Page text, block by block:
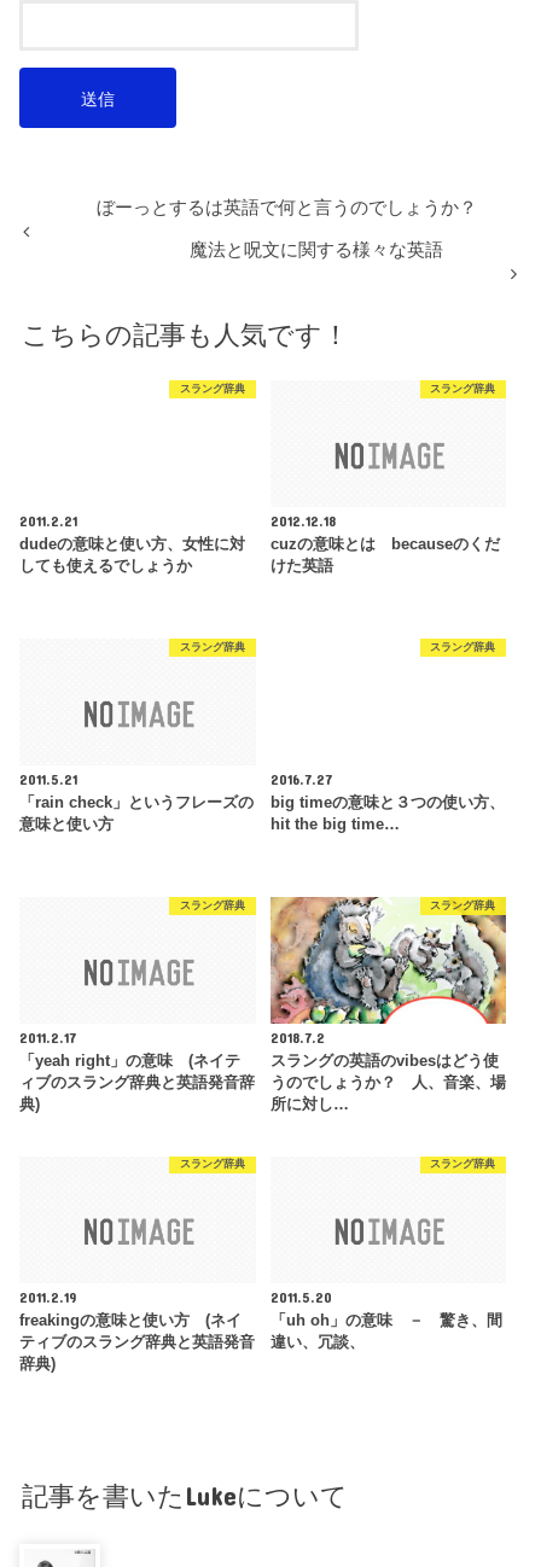
ぼーっとするは英語で何と言うのでしょうか？
魔法と呪文に関する様々な英語
こちらの記事も人気です！
スラング辞典
2011.2.21
dudeの意味と使い方、女性に対
しても使えるでしょうか
スラング辞典
2012.12.18
cuzの意味とは becauseのくだ
けた英語
スラング辞典
2011.5.21
「rain check」というフレーズの
意味と使い方
スラング辞典
2016.7.27
big timeの意味と３つの使い方、
hit the big time…
スラング辞典
2011.2.17
「yeah right」の意味 (ネイテ
ィブのスラング辞典と英語発音辞
典)
スラング辞典
2018.7.2
スラングの英語のvibesはどう使
うのでしょうか？ 人、音楽、場
所に対し…
スラング辞典
2011.2.19
freakingの意味と使い方 (ネイ
ティブのスラング辞典と英語発音
辞典)
スラング辞典
2011.5.20
「uh oh」の意味 － 驚き、間
違い、冗談、
記事を書いたLukeについて